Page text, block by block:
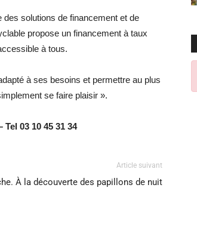
solutions de financement et de
propose un financement à taux
à tous.
à ses besoins et permettre au plus
se faire plaisir ».
03 10 45 31 34
Article suivant
À la découverte des papillons de nuit